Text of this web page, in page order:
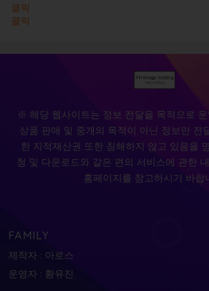
클릭
클릭
※ 해당 웹사이트는 정보 전달을 목적으로
상품 판매 및 중개의 목적이 아닌 정보만 전
한 지적재산권 또한 침해하지 않고 있음을
청 및 다운로드와 같은 편의 서비스에 관한
홈페이지를 참고하시기 바랍
FAMILY
제작자 : 아로스
운영자 : 황유진